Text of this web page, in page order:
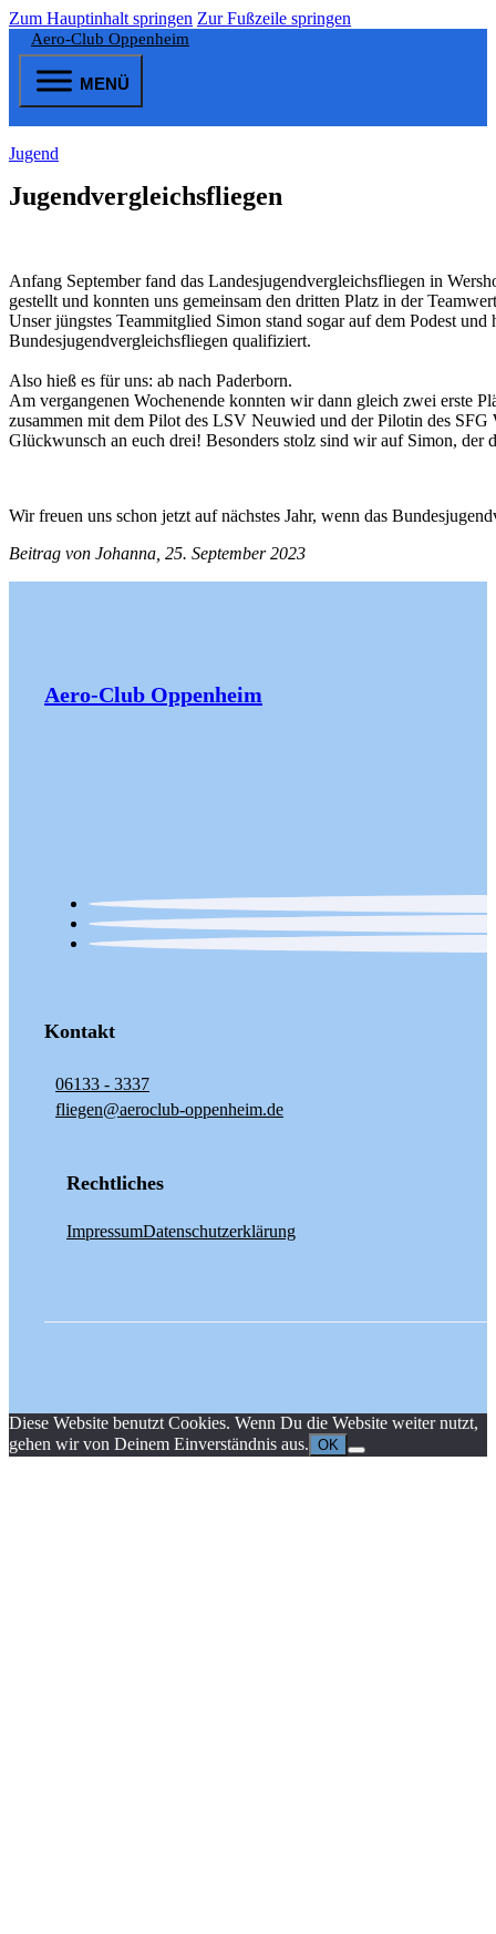
Zum Hauptinhalt springen Zur Fußzeile springen
Aero-Club Oppenheim
MENÜ
Jugend
Jugendvergleichsfliegen
Anfang September fand das Landesjugendvergleichsfliegen in
gestellt und konnten uns gemeinsam den dritten Platz in der
Unser jüngstes Teammitglied Simon stand sogar auf dem Podest
Bundesjugendvergleichsfliegen qualifiziert.
Also hieß es für uns: ab nach Paderborn.
Am vergangenen Wochenende konnten wir dann gleich zwei erste
zusammen mit dem Pilot des LSV Neuwied und der Pilotin des
Glückwunsch an euch drei! Besonders stolz sind wir auf Simon, der
Wir freuen uns schon jetzt auf nächstes Jahr, wenn das
Beitrag von Johanna, 25. September 2023
Aero-Club Oppenheim
Kontakt
06133 - 3337
fliegen@aeroclub-oppenheim.de
Rechtliches
ImpressumDatenschutzerklärung
Diese Website benutzt Cookies. Wenn Du die Website weiter nutzt,
gehen wir von Deinem Einverständnis aus. OK